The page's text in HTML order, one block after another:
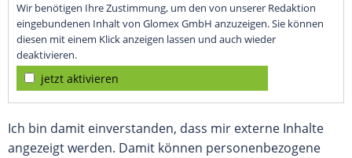
Wir benötigen Ihre Zustimmung, um den von unserer Redaktion
eingebundenen Inhalt von Glomex GmbH anzuzeigen. Sie können
diesen mit einem Klick anzeigen lassen und auch wieder
deaktivieren.
jetzt aktivieren
Ich bin damit einverstanden, dass mir externe Inhalte
angezeigt werden. Damit können personenbezogene